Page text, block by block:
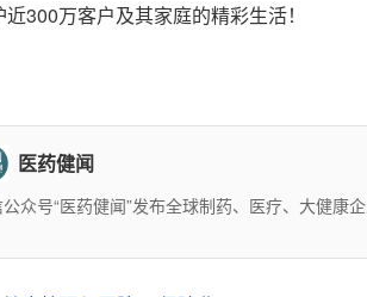
300万客户及其家庭的精彩生活！
医药健闻
众号“医药健闻”发布全球制药、医疗、大健康